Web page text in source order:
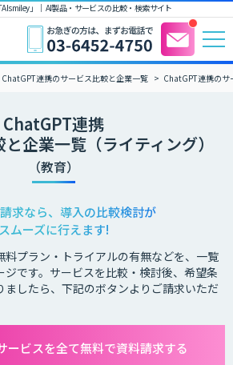
」｜ AI製品・サービスの比較・検索サイト
ChatGPT連携のサービス比較と企業一覧 ChatGPT連携のサ
ChatGPT連携
企業一覧（ライティング）
（教育）
求なら、導入の比較検討が
スムーズに行えます!
料プラン・トライアルの有無などを、一覧
ジです。サービスを比較・検討後、希望条
したら、下記のボタンよりご請求いただ
ービスを全て無料で資料請求する